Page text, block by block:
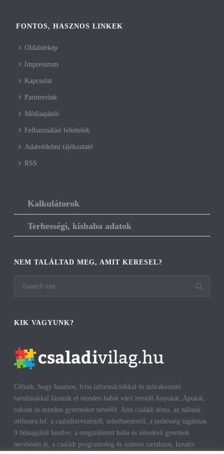
FONTOS, HASZNOS LINKEK
Oldaltérkép
Impresszum
Kapcsolat
Partnereink
Médiaajánló
Felhasználási feltételek
Adatvédelmi tájékoztató
RSS
Kalkulátorok
Terhességi, kisbaba adatok
NEM TALÁLTAD MEG, AMIT KERESEL?
KIK VAGYUNK?
Célunk, hogy hasznos, friss információkkal és szórakoztató
tartalmakkal lássunk el minden babát váró leendő Anyukát, Apukát,
rokont és minden gyermeket nevelőt. Ami családi téma, az nálunk
otthonra lel: a családtervezéstől, teherbeeséstől, a terhesség izgalmas
9 hónapjától kezdve, a megszületett baba és növekvő gyermek
nevelésén át, a családi programokig és számos tartalmas, kreatív